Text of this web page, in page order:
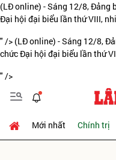
(LĐ online) - Sáng 12/8, Đảng
Đại hội đại biểu lần thứ VIII,
" /> (LĐ online) - Sáng 12/8,
chức Đại hội đại biểu lần thứ
" />
Mới nhất Chính trị
Gửi bình luận